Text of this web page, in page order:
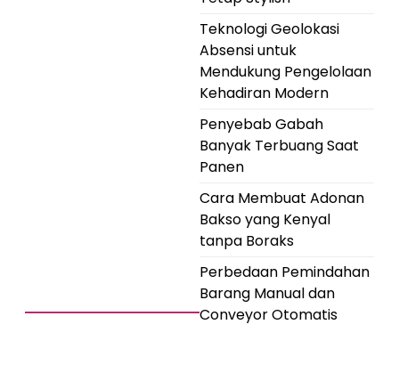
Teknologi Geolokasi
Absensi untuk
Mendukung Pengelolaan
Kehadiran Modern
Penyebab Gabah
Banyak Terbuang Saat
Panen
Cara Membuat Adonan
Bakso yang Kenyal
tanpa Boraks
Perbedaan Pemindahan
Barang Manual dan
Conveyor Otomatis